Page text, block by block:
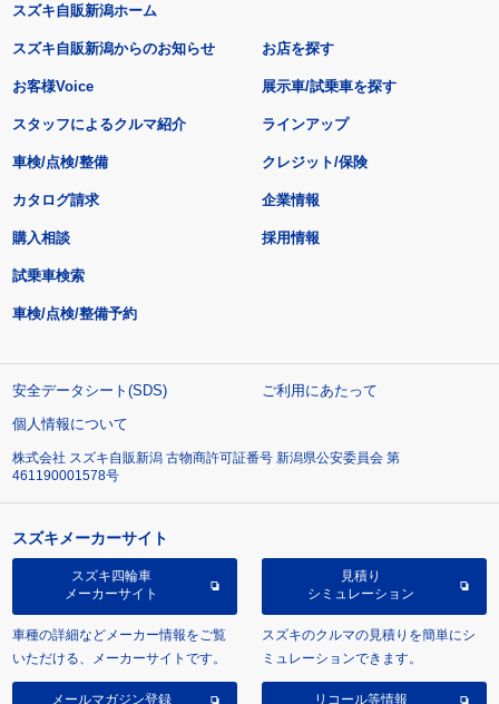
スズキ自販新潟ホーム
スズキ自販新潟からのお知らせ
お客様Voice
スタッフによるクルマ紹介
お店を探す
展示車/試乗車を探す
ラインアップ
車検/点検/整備 クレジット/保険
カタログ請求
購入相談
試乗車検索
車検/点検/整備予約
企業情報
採用情報
安全データシート(SDS)
ご利用にあたって
個人情報について
株式会社 スズキ自販新潟 古物商許可証番号 新潟県公安委員会 第
461190001578号
スズキメーカーサイト
スズキ四輪車
メーカーサイト
車種の詳細などメーカー情報をご覧
いただける、メーカーサイトです。
見積り
シミュレーション
スズキのクルマの見積りを簡単にシ
ミュレーションできます。
メールマガジン登録 リコール等情報